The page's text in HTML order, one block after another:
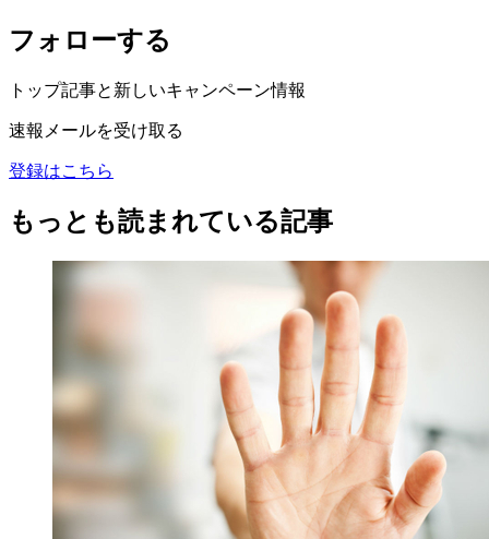
フォローする
トップ記事と新しいキャンペーン情報
速報メールを受け取る
登録はこちら
もっとも読まれている記事